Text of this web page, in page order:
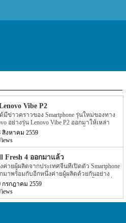
Vibe P2
ข่าวคราวของ Smartphone รุ่นใหม่ของทาง
อย่างรุ่น Lenovo Vibe P2 ออกมาให้เหล่า
ปแล้ว โดยรายละเอียดในตอนนั้นเป็นค่า
อง Lenovo Vibe P2 ที่ถูกเปิดเผยผ่านหน้า
ซึ่งหมายความว่าทางพนักงานของทาง Lenovo
ของเครื่องเป็นที่เรียบร้อยแล้ว แต่ราย
ะบุรูปร่างของตัวเครื่องออกมาให้ได้เห็นกัน แต่
Vibe P2 รุ่นนี้ถูกเปิดเผยออกมาแล้ว
อง Lenovo Vibe P2 นี้นั้นยังระบุออกมาอีกว่า
จะมีคิวกำหนดออกในอีกไม่นาน โดยกำหนดน่า
นี้ อีกทั้งรายละเอียดยังได้ระบุ Spec ของตัว
กด้วย โดย Spec ของ Lenovo Vibe P2 นี้นั้นจะ
สิงหาคม 2559
Fresh 4 ออกมาแล้ว
ายผู้ผลิตจากประเทศจีนที่เปิดตัว Smartphone
มาพร้อมกับอีกหนึ่งค่ายผู้ผลิตด้วยกันอย่าง
าสุดของทางค่ายผู้ผลิตอย่าง ZTE นั้นจะมีชื่อรุ่น
กย้อนกลับไปเมื่อปีที่แล้วนั้นทางค่ายผู้ผลิต
เทศจีนอย่าง ZTE นั้นเองก็ได้เปิดตัวรุ่นก่อนหน้า
ออกไปแล้ว แต่ปีนี้แน่นนอว่าทาง ZTE ก็เปิดตัว
กรกฎาคม 2559